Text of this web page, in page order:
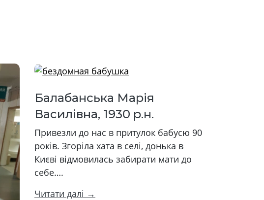
Балабанська Марія
Василівна, 1930 р.н.
Привезли до нас в притулок бабусю 90
років. Згоріла хата в селі, донька в
Києві відмовилась забирати мати до
себе….
Читати далі →